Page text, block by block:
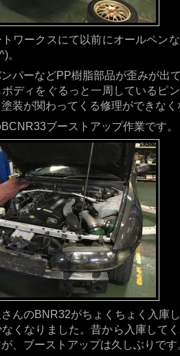
ワークスにて以前にオールペン
。
ンパーなどPP樹脂部品が歪みが出
ディをぐるっと一周しているピ
装が関わってくる修理ができな
ブーストアップ作業です。
んのBNR32がちょくちょく入庫
なくなりました。昔から入庫して
、ブーストアップは久しぶりです